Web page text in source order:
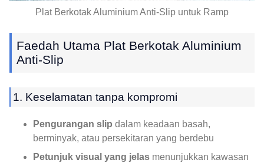
Plat Berkotak Aluminium Anti-Slip untuk Ramp
Faedah Utama Plat Berkotak Aluminium
Anti-Slip
1. Keselamatan tanpa kompromi
Pengurangan slip dalam keadaan basah,
berminyak, atau persekitaran yang berdebu
Petunjuk visual yang jelas menunjukkan kawasan